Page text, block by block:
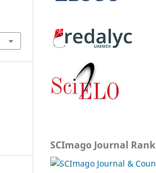
SCImago Journal Rank